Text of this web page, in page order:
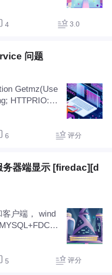
echo
4 3.0
问题
Getmz(Use
HTTPRIO: T
defSv
6 评分
器端显示 [firedac][d
户端， wind
务端的fdconn
5 评分